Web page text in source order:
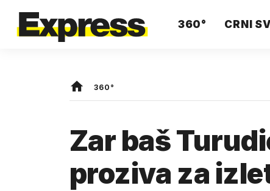
360° CRNI
360°
Zar baš
proziva za